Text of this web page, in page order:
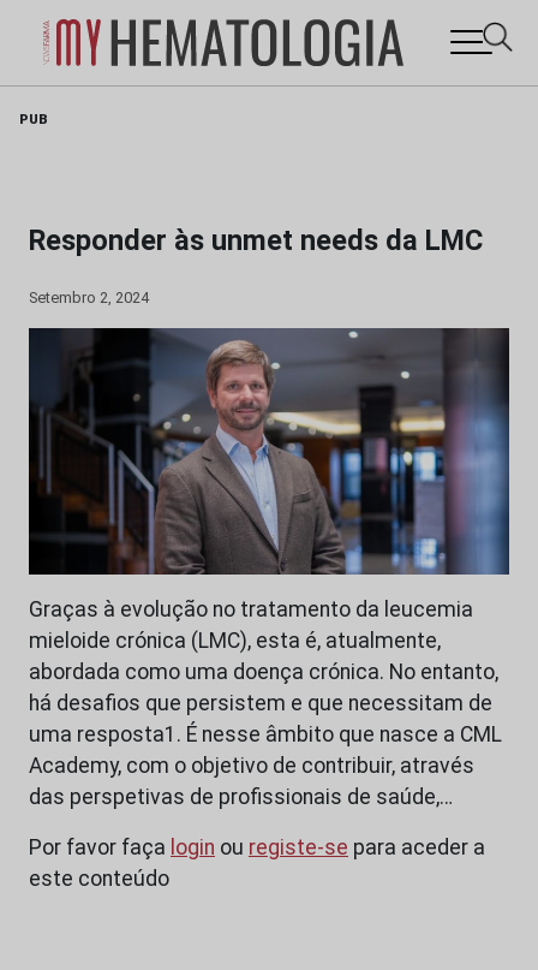
PUB
Responder às unmet needs da LMC
Setembro 2, 2024
Graças à evolução no tratamento da leucemia
mieloide crónica (LMC), esta é, atualmente,
abordada como uma doença crónica. No entanto,
há desafios que persistem e que necessitam de
uma resposta1. É nesse âmbito que nasce a CML
Academy, com o objetivo de contribuir, através
das perspetivas de profissionais de saúde,…
Por favor faça login ou registe-se para aceder a
este conteúdo